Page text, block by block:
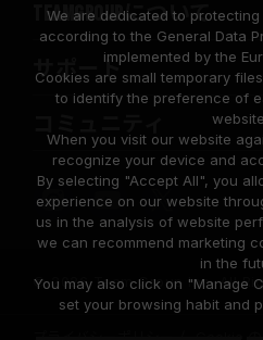
TEAMGROUPについて
サポート
© 2026 Team Group Inc. All
We are dedicated to
according to the General Data
implemented by the
Cookies are small temporary
to identify the preference of
When you visit our website
recognize your device and
By selecting "Accept All", you
experience on our website
us in the analysis of website
we can recommend marketing
in the
You may also click on "Manage
set your browsing habit and